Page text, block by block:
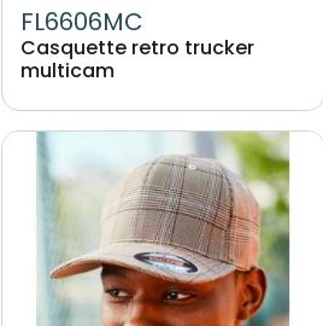
FL6606MC
Casquette retro trucker
multicam
Image